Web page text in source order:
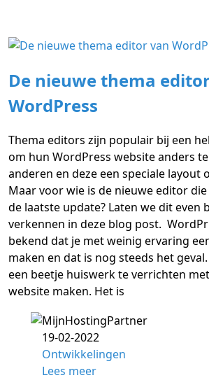
De nieuwe thema
WordPress
Thema editors zijn populair bij een
om hun WordPress website anders
anderen en deze een speciale layout
Maar voor wie is de nieuwe editor
de laatste update? Laten we dit even
verkennen in deze blog post.
bekend dat je met weinig ervaring
maken en dat is nog steeds het
een beetje huiswerk te verrichten
website maken. Het is
19-02-2022
Ontwikkelingen
Lees meer